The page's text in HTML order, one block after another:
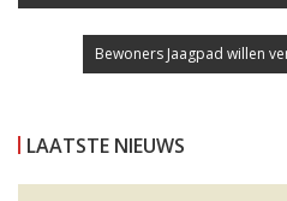
Bewoners Jaagpad willen
LAATSTE NIEUWS